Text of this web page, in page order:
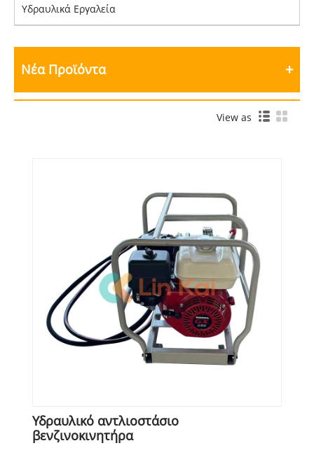
Υδραυλικά Εργαλεία
Νέα Προϊόντα
View as
Υδραυλικό αντλιοστάσιο
βενζινοκινητήρα